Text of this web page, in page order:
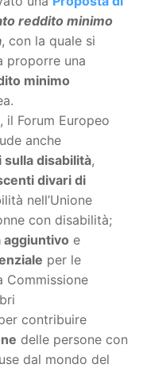
reddito minimo
, con la quale si
proporre una
minimo
, il Forum Europeo
anche
disabilità,
divari di
nell’Unione
con disabilità;
aggiuntivo e
per le
Commissione
contribuire
delle persone con
dal mondo del